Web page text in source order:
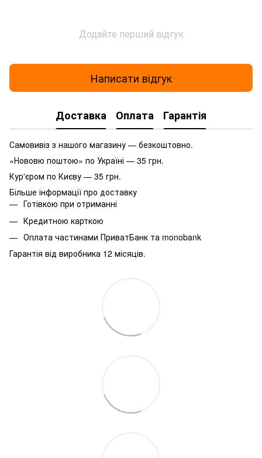
Додайте перший відгук
Написати відгук
Доставка Оплата Гарантія
Самовивіз з нашого магазину — безкоштовно.
«Нововю поштою» по Україні — 35 грн.
Кур'єром по Києву — 35 грн.
Більше інформації про доставку
Готівкою при отриманні
Кредитною карткою
Оплата частинами ПриватБанк та monobank
Гарантія від виробника 12 місяців.